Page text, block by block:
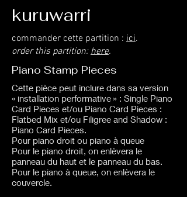
kuruwarri
commander cette partition : ici.
order this partition: here.
Piano Stamp Pieces
Cette pièce peut inclure dans sa version
« installation performative » : Single Piano
Card Pieces et/ou Piano Card Pieces :
Flatbed Mix et/ou Filigree and Shadow :
Piano Card Pieces.
Pour piano droit ou piano à queue
Pour le piano droit, on enlèvera le
panneau du haut et le panneau du bas.
Pour le piano à queue, on enlèvera le
couvercle.